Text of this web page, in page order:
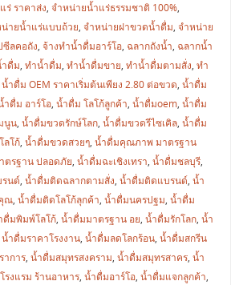
ร่ ราคาส่ง, จำหน่ายน้ำแร่ธรรมชาติ 100%,
ายน้ำแร่แบบถ้วย, จำหน่ายฝาขวดน้ำดื่ม, จำหน่าย
ลคอถัง, จ้างทำน้ำดื่มอาร์โอ, ฉลากถังน้ำ, ฉลากน้ำ
ดื่ม, ทำน้ำดื่ม, ทำน้ำดื่มขาย, ทำน้ำดื่มตามสั่ง, ทำ
น้ำดื่ม OEM ราคาเริ่มต้นเพียง 2.80 ต่อขวด, น้ำดื่ม
ำดื่ม อาร์โอ, น้ำดื่ม โลโก้ลูกค้า, น้ำดื่มoem, น้ำดื่ม
นูน, น้ำดื่มขวดรักษ์โลก, น้ำดื่มขวดรีไซเคิล, น้ำดื่ม
ลโก้, น้ำดื่มขวดสวยๆ, น้ำดื่มคุณภาพ มาตรฐาน
รฐาน ปลอดภัย, น้ำดื่มฉะเชิงเทรา, น้ำดื่มชลบุรี,
นด์, น้ำดื่มติดฉลากตามสั่ง, น้ำดื่มติดแบรนด์, น้ำ
ณ, น้ำดื่มติดโลโก้ลุกค้า, น้ำดื่มนครปฐม, น้ำดื่ม
ดื่มพิมพ์โลโก้, น้ำดื่มมาตรฐาน อย, น้ำดื่มรักโลก, น้ำ
น้ำดื่มราคาโรงงาน, น้ำดื่มลดโลกร้อน, น้ำดื่มสกรีน
การ, น้ำดื่มสมุทรสงคราม, น้ำดื่มสมุทรสาคร, น้ำ
งแรม ร้านอาหาร, น้ำดื่มอาร์โอ, น้ำดื่มแจกลูกค้า,